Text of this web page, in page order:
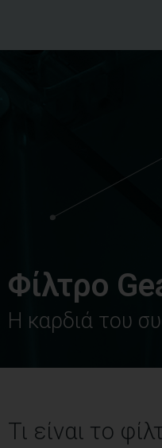
Φίλτρο
Η καρδιά του
Τι είναι το